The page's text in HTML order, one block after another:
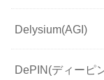
Delysium(AGI)
DePIN(ディーピ